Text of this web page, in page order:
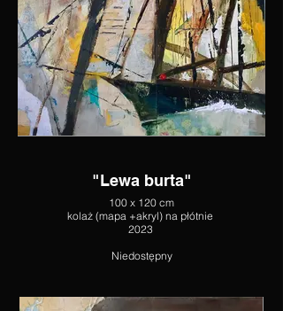
"Lewa burta"
100 x 120 cm
kolaż (mapa +akryl) na płótnie
2023
Niedostępny